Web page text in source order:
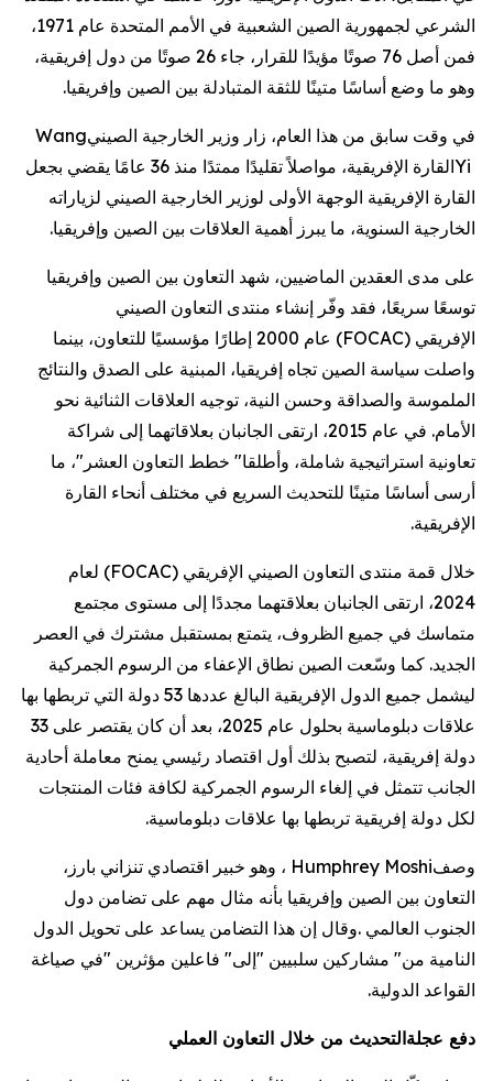
الشرعي لجمهورية الصين الشعبية في الأمم المتحدة عام 1971،
فمن أصل 76 صوتًا مؤيدًا للقرار، جاء 26 صوتًا من دول إفريقية،
وهو ما وضع أساسًا متينًا للثقة المتبادلة بين الصين وإفريقيا.
في وقت سابق من هذا العام، زار وزير الخارجية الصينيWang
Yi
القارة الإفريقية، مواصلاً تقليدًا ممتدًا منذ 36 عامًا يقضي بجعل
القارة الإفريقية الوجهة الأولى لوزير الخارجية الصيني لزياراته
الخارجية السنوية، ما يبرز أهمية العلاقات بين الصين وإفريقيا.
على مدى العقدين الماضيين، شهد التعاون بين الصين وإفريقيا
توسعًا سريعًا، فقد وفّر إنشاء منتدى التعاون الصيني
الإفريقي (FOCAC)
عام 2000 إطارًا مؤسسيًا للتعاون، بينما
واصلت سياسة الصين تجاه إفريقيا، المبنية على الصدق والنتائج
الملموسة والصداقة وحسن النية، توجيه العلاقات الثنائية نحو
الأمام. في عام 2015، ارتقى الجانبان بعلاقاتهما إلى شراكة
تعاونية استراتيجية شاملة، وأطلقا" خطط التعاون العشر "، ما
أرسى أساسًا متينًا للتحديث السريع في مختلف أنحاء القارة
الإفريقية.
خلال قمة منتدى التعاون الصيني الإفريقي (FOCAC) لعام
2024، ارتقى الجانبان بعلاقتهما مجددًا إلى مستوى مجتمع
متماسك في جميع الظروف، يتمتع بمستقبل مشترك في العصر
الجديد. كما وسّعت الصين نطاق الإعفاء من الرسوم الجمركية
ليشمل جميع الدول الإفريقية البالغ عددها 53 دولة التي تربطها بها
علاقات دبلوماسية بحلول عام 2025، بعد أن كان يقتصر على 33
دولة إفريقية، لتصبح بذلك أول اقتصاد رئيسي يمنح معاملة أحادية
الجانب تتمثل في إلغاء الرسوم الجمركية لكافة فئات المنتجات
لكل دولة إفريقية تربطها بها علاقات دبلوماسية.
وصفHumphrey Moshi ، وهو خبير اقتصادي تنزاني بارز،
التعاون بين الصين وإفريقيا بأنه مثال مهم على تضامن دول
الجنوب العالمي .وقال إن هذا التضامن يساعد على تحويل الدول
النامية من" مشاركين سلبيين "إلى" فاعلين مؤثرين "في صياغة
القواعد الدولية.
دفع عجلةالتحديث من خلال التعاون العملي